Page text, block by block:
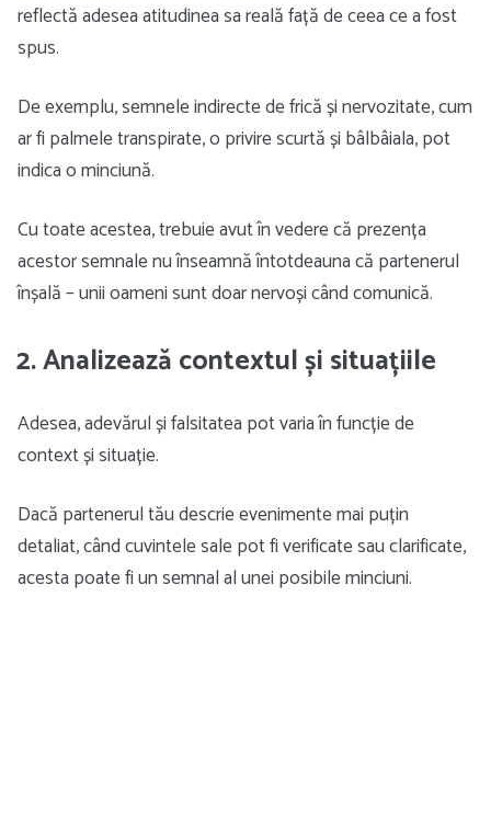
reflectă adesea atitudinea sa reală față de ceea ce a fost
spus.
De exemplu, semnele indirecte de frică și nervozitate, cum
ar fi palmele transpirate, o privire scurtă și bâlbâiala, pot
indica o minciună.
Cu toate acestea, trebuie avut în vedere că prezența
acestor semnale nu înseamnă întotdeauna că partenerul
înșală – unii oameni sunt doar nervoși când comunică.
2. Analizează contextul și situațiile
Adesea, adevărul și falsitatea pot varia în funcție de
context și situație.
Dacă partenerul tău descrie evenimente mai puțin
detaliat, când cuvintele sale pot fi verificate sau clarificate,
acesta poate fi un semnal al unei posibile minciuni.